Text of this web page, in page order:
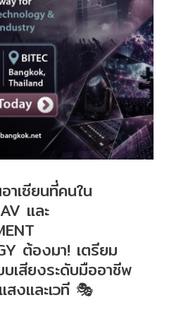
าเซียนที่คนใน
และ
ต้องมา! เตรียม
เสียงระดับมืออาชีพ
สงและเวที 🎭